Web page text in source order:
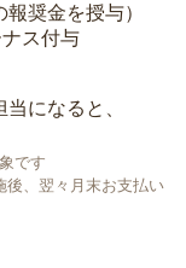
奨金を授与）
ス付与
になると、
です
後、翌々月末お支払い